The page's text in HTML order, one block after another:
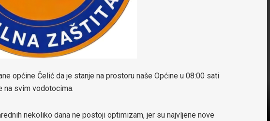
općine Čelić da je stanje na prostoru naše Općine u 08:00 sati
na svim vodotocima.
nekoliko dana ne postoji optimizam, jer su najvljene nove